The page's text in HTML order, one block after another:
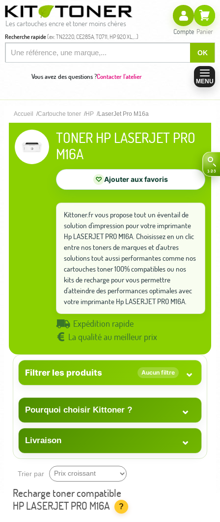
Les cartouches encre et toner moins chères
Recherche rapide(ex: TN2220, CE285A, T0711, HP 920 XL,...)
OK
Compte Panier
Vous avez des questions ?Contacter l'atelier
MENU
Accueil Cartouche toner HP LaserJet Pro M16a
TONER HP LASERJET PRO
M16A
♡ Ajouter aux favoris
Kittoner.fr vous propose tout un éventail de
solution d'impression pour votre imprimante
Hp LASERJET PRO M16A. Choisissez en un clic
entre nos toners de marques et d'autres
solutions tout aussi performantes comme nos
cartouches toner 100% compatibles ou nos
kits de recharge pour vous permettre
d'atteindre des performances optimales avec
votre imprimante Hp LASERJET PRO M16A.
Expédition rapide
La qualité au meilleur prix
Filtrer les produits Aucun filtre ⌄
Pourquoi choisir Kittoner ? ⌄
Livraison ⌄
Trier par
Recharge toner compatible
HP LASERJET PRO M16A
?